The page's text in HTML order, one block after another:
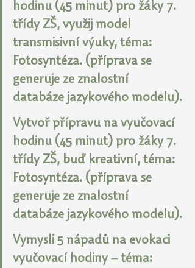
hodinu (45 minut) pro žáky 7.
třídy ZŠ, využij model
transmisivní výuky, téma:
Fotosyntéza. (příprava se
generuje ze znalostní
databáze jazykového modelu).
Vytvoř přípravu na vyučovací
hodinu (45 minut) pro žáky 7.
třídy ZŠ, buď kreativní, téma:
Fotosyntéza. (příprava se
generuje ze znalostní
databáze jazykového modelu).
Vymysli 5 nápadů na evokaci
vyučovací hodiny – téma: